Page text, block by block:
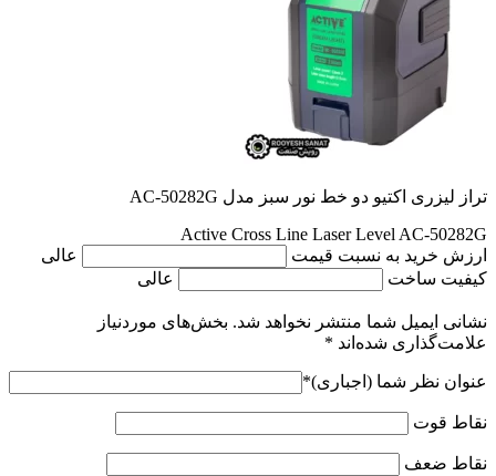
تراز لیزری اکتیو دو خط نور سبز مدل AC-50282G
Active Cross Line Laser Level AC-50282G
ارزش خرید به نسبت قیمت
عالی
کیفیت ساخت
عالی
نشانی ایمیل شما منتشر نخواهد شد. بخش‌های موردنیاز
علامت‌گذاری شده‌اند *
عنوان نظر شما (اجباری)*
نقاط قوت
نقاط ضعف